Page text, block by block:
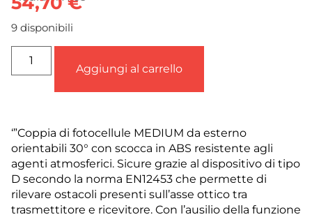
9 disponibili
Aggiungi al carrello
‘”Coppia di fotocellule MEDIUM da esterno
orientabili 30° con scocca in ABS resistente agli
agenti atmosferici. Sicure grazie al dispositivo di tipo
D secondo la norma EN12453 che permette di
rilevare ostacoli presenti sull’asse ottico tra
trasmettitore e ricevitore. Con l’ausilio della funzione